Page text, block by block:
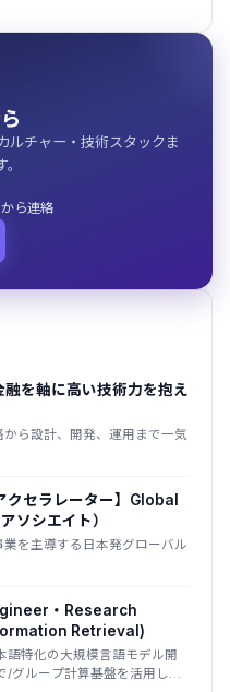
ルチャー・技術スタックま
ら連絡
融を軸に高い技術力を抱え
ら設計、開発、運用まで一気
セラレーター】Global
ソシエイト）
を主導する日本発グローバル
・Research
Retrieval)
語特化の大規模言語モデル開
グループ計算基盤を活用した